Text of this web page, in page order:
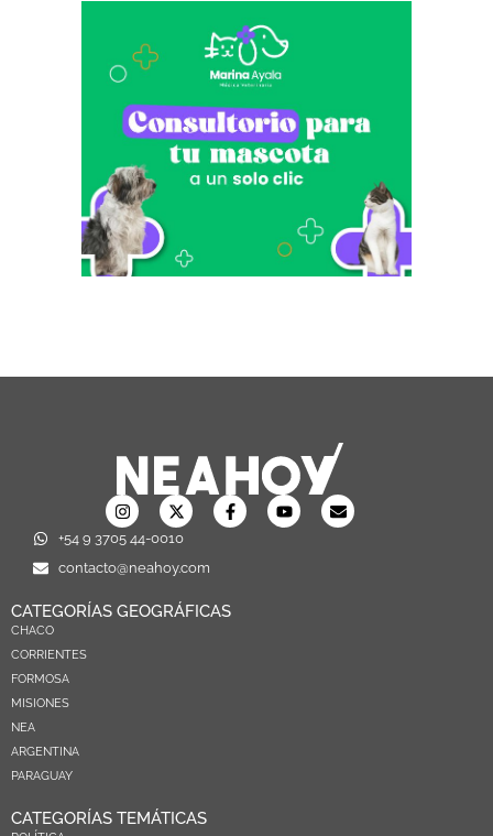
+54 9 3705 44-0010
contacto@neahoy.com
CATEGORÍAS GEOGRÁFICAS
CHACO
CORRIENTES
FORMOSA
MISIONES
NEA
ARGENTINA
PARAGUAY
CATEGORÍAS TEMÁTICAS